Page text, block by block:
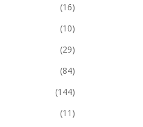
(16)
(10)
(29)
(84)
(144)
(11)